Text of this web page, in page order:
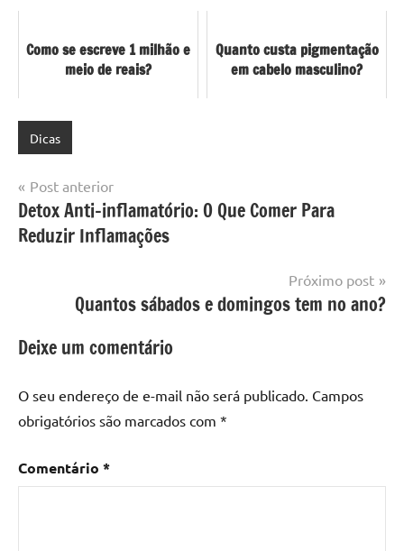
Como se escreve 1 milhão e
meio de reais?
Quanto custa pigmentação
em cabelo masculino?
Dicas
Navegação
de
Post
Post anterior
Detox Anti-inflamatório: O Que Comer Para
Reduzir Inflamações
Próximo post
Quantos sábados e domingos tem no ano?
Deixe um comentário
O seu endereço de e-mail não será publicado. Campos
obrigatórios são marcados com *
Comentário *